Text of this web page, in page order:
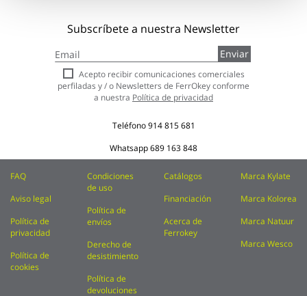
Subscríbete a nuestra Newsletter
a
nuestro
boletín
de
Enviar
Acepto recibir comunicaciones comerciales
perfiladas y / o Newsletters de FerrOkey conforme
a nuestra Política de privacidad
Teléfono914 815 681
Whatsapp689 163 848
FAQ
Aviso legal
Política de
privacidad
Política de
cookies
Condiciones
de uso
Política de
envíos
Derecho de
desistimiento
Política de
devoluciones
Catálogos
Financiación
Acerca de
Ferrokey
Marca Kylate
Marca Kolorea
Marca Natuur
Marca Wesco